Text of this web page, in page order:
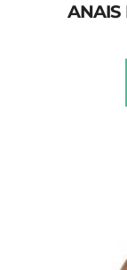
ANAIS